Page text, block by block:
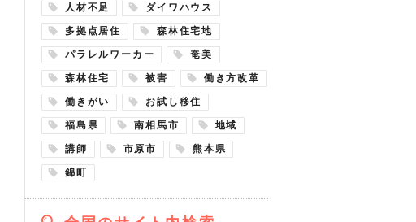
人材不足 ダイワハウス
多拠点居住 森林住宅地
パラレルワーカー 奄美
森林住宅 被害 働き方改革
働きがい お試し移住
福島県 南相馬市 地域
講師 市原市 熊本県
錦町